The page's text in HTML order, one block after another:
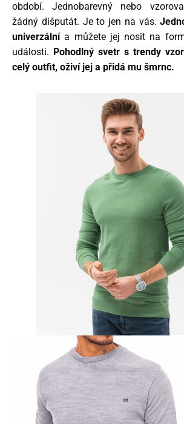
období. Jednobarevný nebo
žádný dišputát. Je to jen na vás.
univerzálnía můžete jej nosit na
události. Pohodlný svetr s trendy
celý outfit, oživí jej a přidá mu šmrnc.